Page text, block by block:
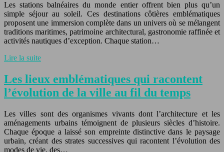
Les stations balnéaires du monde entier offrent bien plus qu’un
simple séjour au soleil. Ces destinations côtières emblématiques
proposent une immersion complète dans un univers où se mélangent
traditions maritimes, patrimoine architectural, gastronomie raffinée et
activités nautiques d’exception. Chaque station…
Lire la suite
Les lieux emblématiques qui racontent
l’évolution de la ville au fil du temps
Les villes sont des organismes vivants dont l’architecture et les
aménagements urbains témoignent de plusieurs siècles d’histoire.
Chaque époque a laissé son empreinte distinctive dans le paysage
urbain, créant des strates successives qui racontent l’évolution des
modes de vie, des…